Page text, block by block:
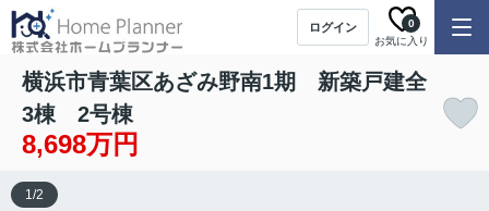
ログイン
お気に入り
0
横浜市青葉区あざみ野南1期 新築戸建全
3棟 2号棟
8,698万円
1/2